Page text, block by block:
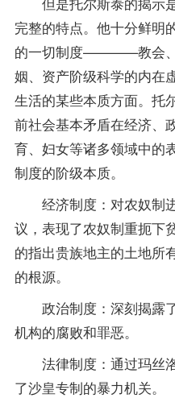
完整的特点。他十分鲜明
的一切制度————教会、
姻、资产阶级科学的内在
生活的某些本质方面。托
前社会基本矛盾在经济、
育、妇女等诸多领域中的
制度的阶级本质。
经济制度：对农奴制
议，表现了农奴制重扼下
的指出贵族地主的土地所
的根源。
政治制度：深刻揭露
机构的腐败和罪恶。
法律制度：通过玛丝
了沙皇专制的暴力机关。